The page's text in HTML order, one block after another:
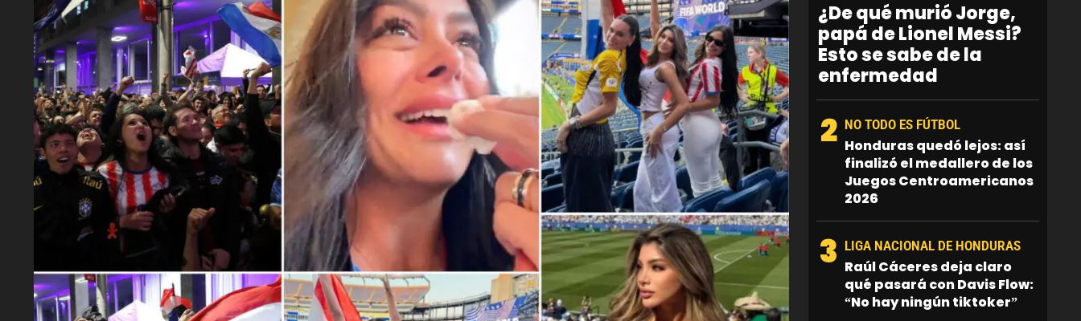
¿De qué murió Jorge,
papá de Lionel Messi?
Esto se sabe de la
enfermedad
2 NO TODO ES FÚTBOL
Honduras quedó lejos: así
finalizó el medallero de los
Juegos Centroamericanos
2026
3 LIGA NACIONAL DE HONDURAS
Raúl Cáceres deja claro
qué pasará con Davis Flow:
“No hay ningún tiktoker”